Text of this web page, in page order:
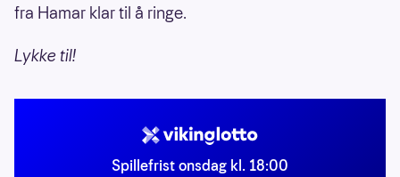
fra Hamar klar til å ringe.
Lykke til!
Spillefrist onsdag kl. 18:00